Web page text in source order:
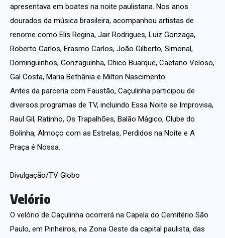
apresentava em boates na noite paulistana. Nos anos
dourados da música brasileira, acompanhou artistas de
renome como Elis Regina, Jair Rodrigues, Luiz Gonzaga,
Roberto Carlos, Erasmo Carlos, João Gilberto, Simonal,
Dominguinhos, Gonzaguinha, Chico Buarque, Caetano Veloso,
Gal Costa, Maria Bethânia e Milton Nascimento.
Antes da parceria com Faustão, Caçulinha participou de
diversos programas de TV, incluindo Essa Noite se Improvisa,
Raul Gil, Ratinho, Os Trapalhões, Balão Mágico, Clube do
Bolinha, Almoço com as Estrelas, Perdidos na Noite e A
Praça é Nossa.
Divulgação/TV Globo
Velório
O velório de Caçulinha ocorrerá na Capela do Cemitério São
Paulo, em Pinheiros, na Zona Oeste da capital paulista, das